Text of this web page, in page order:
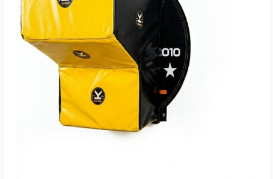
AÑADIR AL CARRITO
AÑADIR AL CARRITO